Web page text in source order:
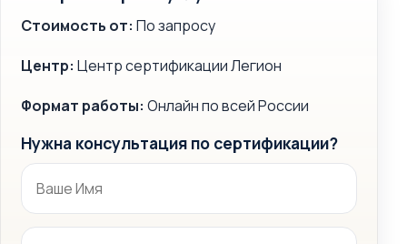
Стоимость от: По запросу
Центр: Центр сертификации Легион
Формат работы: Онлайн по всей России
Нужна консультация по сертификации?